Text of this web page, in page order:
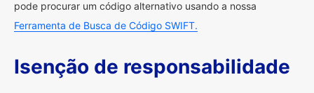
pode procurar um código alternativo usando a nossa
Ferramenta de Busca de Código SWIFT.
Isenção de responsabilidade